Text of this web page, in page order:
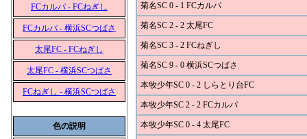
FCカルパ - FCねぎし
FCカルパ - 横浜SCつばさ
太尾FC - FCねぎし
太尾FC - 横浜SCつばさ
FCねぎし - 横浜SCつばさ
色の説明
菊名SC 0 - 1 FCカルパ
菊名SC 2 - 2 太尾FC
菊名SC 3 - 2 FCねぎし
菊名SC 9 - 0 横浜SCつばさ
本牧少年SC 0 - 2 しらとり台FC
本牧少年SC 2 - 2 FCカルパ
本牧少年SC 0 - 4 太尾FC